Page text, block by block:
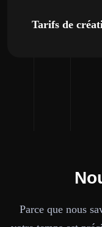
Tarifs de
Parce que nous